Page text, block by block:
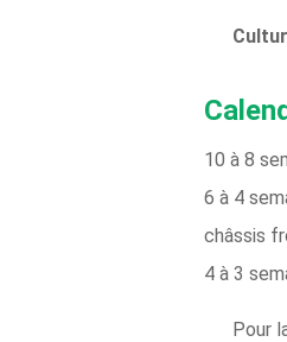
10 à 8
6 à 4
châssis
4 à 3
Pour